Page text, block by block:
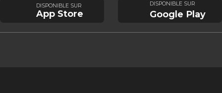
DISPONIBLE SUR
App Store
DISPONIBLE SUR
Google Play